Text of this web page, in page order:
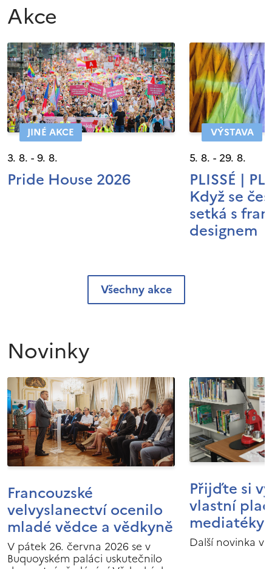
Akce
JINÉ AKCE
3. 8. - 9. 8.
Pride House 2026
VÝSTAVA
5. 8. - 29. 8.
PLISSÉ |
Když se
setká s
designem
Všechny akce
Novinky
Francouzské
velvyslanectví ocenilo
mladé vědce a vědkyně
V pátek 26. června 2026 se v
Buquoyském paláci uskutečnilo
Přijďte si
vlastní
mediatéky
Další novinka v